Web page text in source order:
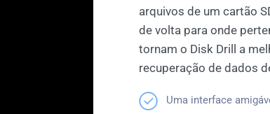
arquivos de um cartão
de volta para onde
tornam o Disk Drill a
recuperação de dados
Uma interface